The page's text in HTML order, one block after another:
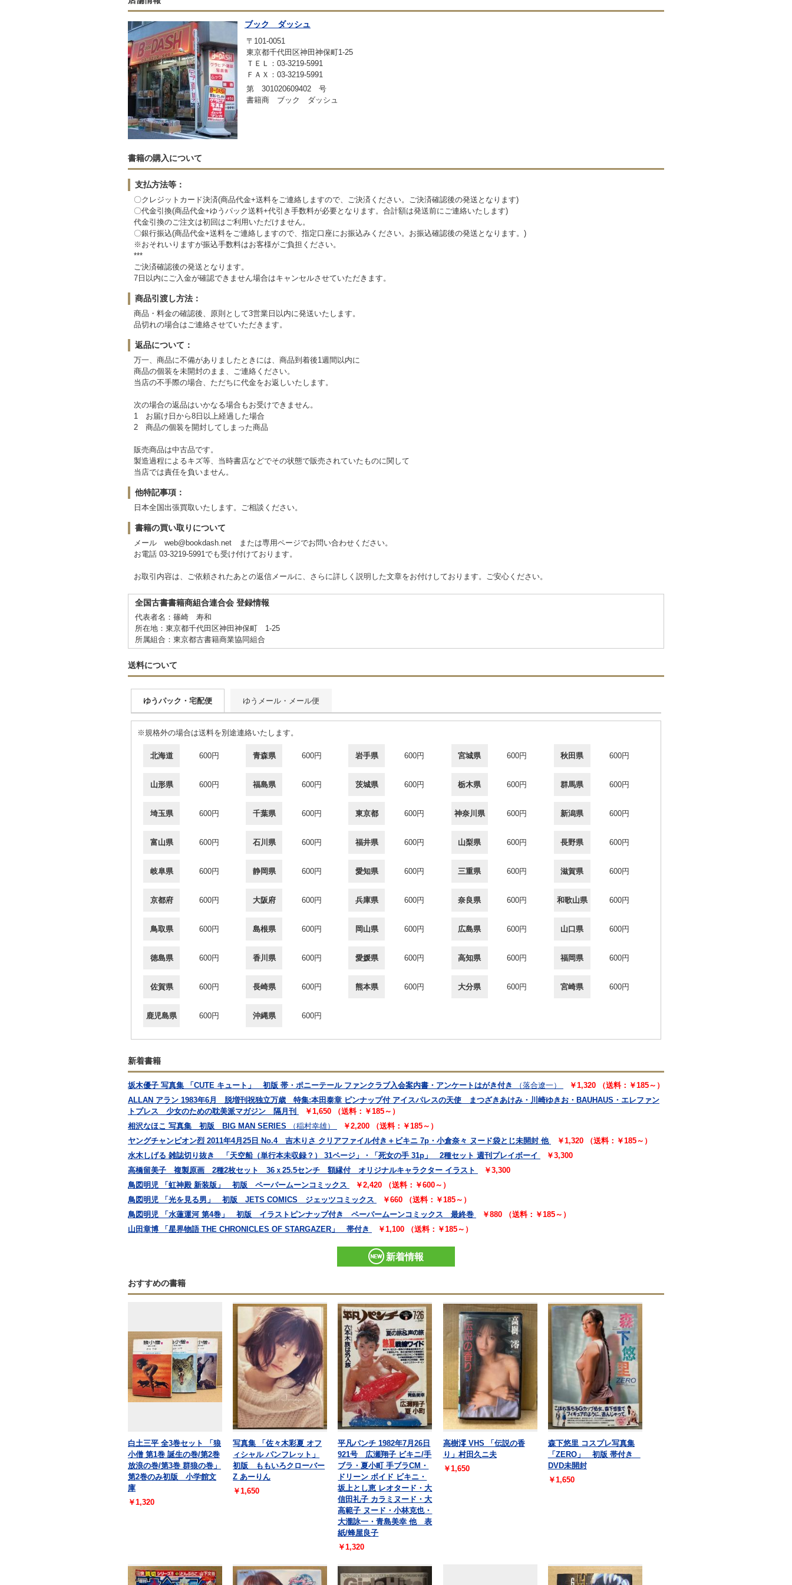
ブック ダッシュ
〒101-0051
東京都千代田区神田神保町1-25
ＴＥＬ：03-3219-5991
ＦＡＸ：03-3219-5991
第 301020609402 号
書籍商 ブック ダッシュ
書籍の購入について
支払方法等：
〇クレジットカード決済(商品代金+送料をご連絡しますので、ご決済ください。ご決済確認後の発送となります)
〇代金引換(商品代金+ゆうパック送料+代引き手数料が必要となります。合計額は発送前にご連絡いたします)
代金引換のご注文は初回はご利用いただけません。
〇銀行振込(商品代金+送料をご連絡しますので、指定口座にお振込みください。お振込確認後の発送となります。)
※おそれいりますが振込手数料はお客様がご負担ください。
***
ご決済確認後の発送となります。
7日以内にご入金が確認できません場合はキャンセルさせていただきます。
商品引渡し方法：
商品・料金の確認後、原則として3営業日以内に発送いたします。
品切れの場合はご連絡させていただきます。
返品について：
万一、商品に不備がありましたときには、商品到着後1週間以内に
商品の個装を未開封のまま、ご連絡ください。
当店の不手際の場合、ただちに代金をお返しいたします。
次の場合の返品はいかなる場合もお受けできません。
1 お届け日から8日以上経過した場合
2 商品の個装を開封してしまった商品
販売商品は中古品です。
製造過程によるキズ等、当時書店などでその状態で販売されていたものに関して
当店では責任を負いません。
他特記事項：
日本全国出張買取いたします。ご相談ください。
書籍の買い取りについて
メール web@bookdash.net または専用ページでお問い合わせください。
お電話 03-3219-5991でも受け付けております。
お取引内容は、ご依頼されたあとの返信メールに、さらに詳しく説明した文章をお付けしております。ご安心ください。
全国古書書籍商組合連合会 登録情報
代表者名：篠崎 寿和
所在地：東京都千代田区神田神保町 1-25
所属組合：東京都古書籍商業協同組合
送料について
ゆうパック・宅配便 ゆうメール・メール便
※規格外の場合は送料を別途連絡いたします。
北海道 600円 青森県 600円 岩手県 600円 宮城県 600円 秋田県 600円
山形県 600円 福島県 600円 茨城県 600円 栃木県 600円 群馬県 600円
埼玉県 600円 千葉県 600円 東京都 600円 神奈川県 600円 新潟県 600円
富山県 600円 石川県 600円 福井県 600円 山梨県 600円 長野県 600円
岐阜県 600円 静岡県 600円 愛知県 600円 三重県 600円 滋賀県 600円
京都府 600円 大阪府 600円 兵庫県 600円 奈良県 600円 和歌山県 600円
鳥取県 600円 島根県 600円 岡山県 600円 広島県 600円 山口県 600円
徳島県 600円 香川県 600円 愛媛県 600円 高知県 600円 福岡県 600円
佐賀県 600円 長崎県 600円 熊本県 600円 大分県 600円 宮崎県 600円
鹿児島県 600円 沖縄県 600円
新着書籍
坂木優子 写真集 「CUTE キュート」 初版 帯・ポニーテール ファンクラブ入会案内書・アンケートはがき付き （落合遼一）
￥1,320 （送料：￥185～）
ALLAN アラン 1983年6月 脱増刊祝独立万歳 特集:本田泰章 ピンナップ付 アイスパレスの天使 まつざきあけみ・川崎ゆきお・BAUHAUS・エレファン
トプレス 少女のための耽美派マガジン 隔月刊
￥1,650 （送料：￥185～）
相沢なほこ 写真集 初版 BIG MAN SERIES
（稲村幸雄）
￥2,200 （送料：￥185～）
ヤングチャンピオン烈 2011年4月25日 No.4 吉木りさ クリアファイル付き＋ビキニ 7p・小倉奈々 ヌード袋とじ未開封 他
￥1,320 （送料：￥185～）
水木しげる 雑誌切り抜き 「天空船（単行本未収録？） 31ページ」・「死女の手 31p」 2種セット 週刊プレイボーイ
￥3,300
高橋留美子 複製原画 2種2枚セット 36ｘ25.5センチ 額縁付 オリジナルキャラクター イラスト
￥3,300
鳥図明児 「虹神殿 新装版」 初版 ペーパームーンコミックス
￥2,420 （送料：￥600～）
鳥図明児 「光を見る男」 初版 JETS COMICS ジェッツコミックス
￥660 （送料：￥185～）
鳥図明児 「水蓮運河 第4巻」 初版 イラストピンナップ付き ペーパームーンコミックス 最終巻
￥880 （送料：￥185～）
山田章博 「星界物語 THE CHRONICLES OF STARGAZER」 帯付き
￥1,100 （送料：￥185～）
新着情報
おすすめの書籍
白土三平 全3巻セット 「狼
小僧 第1巻 誕生の巻/第2巻
放浪の巻/第3巻 群狼の巻」
第2巻のみ初版 小学館文
庫
￥1,320
写真集 「佐々木彩夏 オフ
ィシャル パンフレット」
初版 ももいろクローバー
Z あーりん
￥1,650
平凡パンチ 1982年7月26日
921号 広瀬翔子 ビキニ/手
ブラ・夏小町 手ブラCM・
ドリーン ボイド ビキニ・
坂上とし恵 レオタード・大
信田礼子 カラミヌード・大
高範子 ヌード・小林克也・
大瀧詠一・青島美幸 他 表
紙/蜂屋良子
￥1,320
高樹澪 VHS 「伝説の香
り」村田久ニ夫
￥1,650
森下悠里 コスプレ写真集
「ZERO」 初版 帯付き
DVD未開封
￥1,650